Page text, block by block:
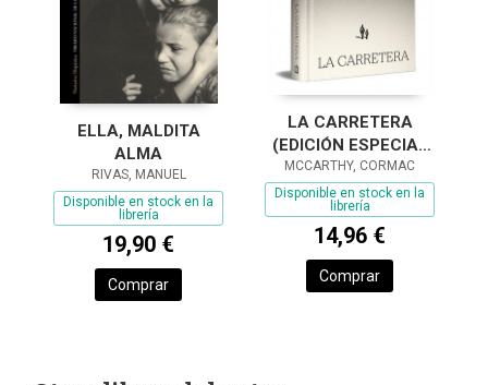
ELLA, MALDITA
ALMA
RIVAS, MANUEL
Disponible en stock en la
librería
19,90 €
Comprar
LA CARRETERA
(EDICIÓN ESPECIAL
EN TAPA DURA)
MCCARTHY, CORMAC
Disponible en stock en la
librería
14,96 €
Comprar